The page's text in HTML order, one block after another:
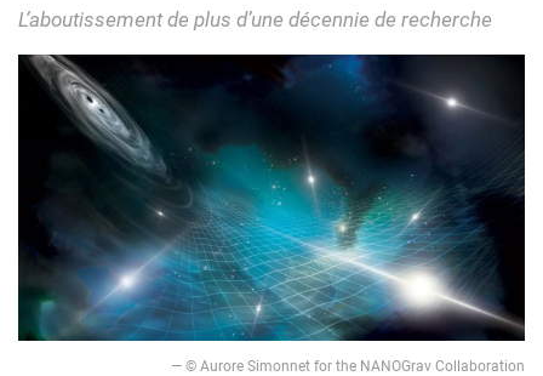
L’aboutissement de plus d’une décennie de recherche
— © Aurore Simonnet for the NANOGrav Collaboration